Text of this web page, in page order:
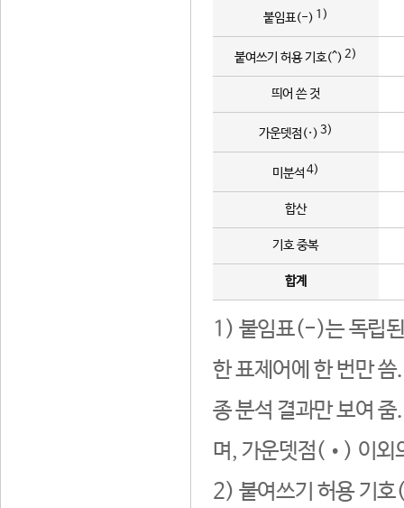
붙임표(-) 1)
붙여쓰기 허용 기호(^) 2)
띄어 쓴 것
가운뎃점(·) 3)
미분석 4)
합산
기호 중복
합계
1) 붙임표(-)는 독립된
한 표제어에 한 번만
종 분석 결과만 보여
며, 가운뎃점(•) 이외
2) 붙여쓰기 허용 기호